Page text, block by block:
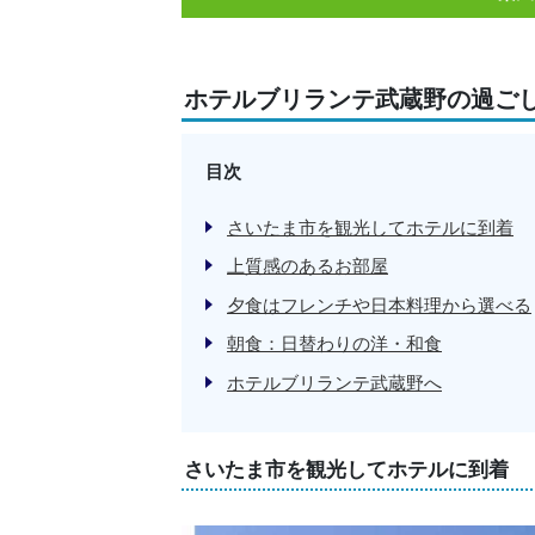
ホテルブリランテ武蔵野の過ご
目次
さいたま市を観光してホテルに到着
上質感のあるお部屋
夕食はフレンチや日本料理から選べる
朝食：日替わりの洋・和食
ホテルブリランテ武蔵野へ
さいたま市を観光してホテルに到着